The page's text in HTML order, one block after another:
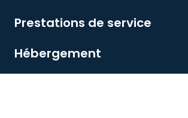
Prestations de service
Hébergement